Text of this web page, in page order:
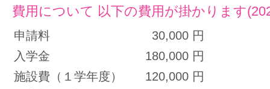
費用について 以下の費用が掛かります
申請料
30,000 円
入学金
180,000 円
施設費（１学年度）
120,000 円